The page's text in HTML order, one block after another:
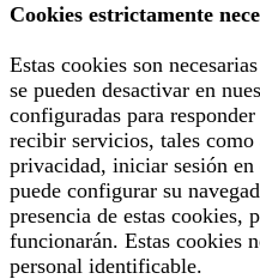
Cookies estrictamente
Estas cookies son
se pueden desactivar en
configuradas para
recibir servicios, tales como
privacidad, iniciar sesión
puede configurar su
presencia de estas cookies,
funcionarán. Estas cookies
personal identificable.